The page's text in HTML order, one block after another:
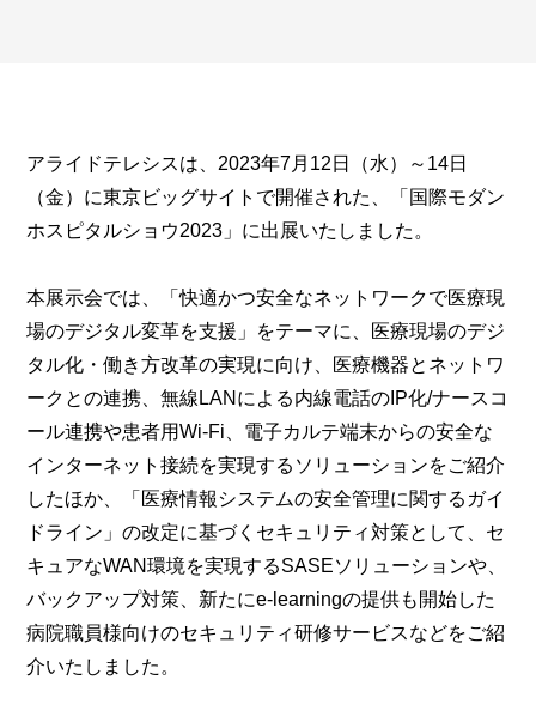
アライドテレシスは、2023年7月12日（水）～14日
（金）に東京ビッグサイトで開催された、「国際モダン
ホスピタルショウ2023」に出展いたしました。
本展示会では、「快適かつ安全なネットワークで医療現
場のデジタル変革を支援」をテーマに、医療現場のデジ
タル化・働き方改革の実現に向け、医療機器とネットワ
ークとの連携、無線LANによる内線電話のIP化/ナースコ
ール連携や患者用Wi-Fi、電子カルテ端末からの安全な
インターネット接続を実現するソリューションをご紹介
したほか、「医療情報システムの安全管理に関するガイ
ドライン」の改定に基づくセキュリティ対策として、セ
キュアなWAN環境を実現するSASEソリューションや、
バックアップ対策、新たにe-learningの提供も開始した
病院職員様向けのセキュリティ研修サービスなどをご紹
介いたしました。